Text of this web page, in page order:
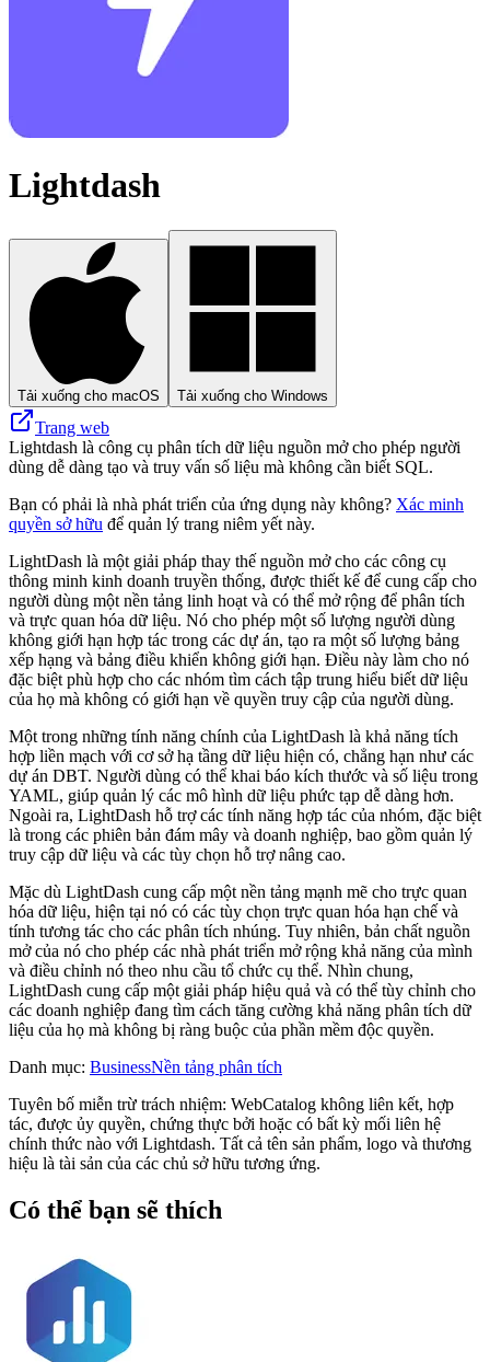
Lightdash
Tải xuống cho macOS Tải xuống cho Windows
Trang web
Lightdash là công cụ phân tích dữ liệu nguồn mở cho phép người
dùng dễ dàng tạo và truy vấn số liệu mà không cần biết SQL.
Bạn có phải là nhà phát triển của ứng dụng này không? Xác minh
quyền sở hữu để quản lý trang niêm yết này.
LightDash là một giải pháp thay thế nguồn mở cho các công cụ
thông minh kinh doanh truyền thống, được thiết kế để cung cấp cho
người dùng một nền tảng linh hoạt và có thể mở rộng để phân tích
và trực quan hóa dữ liệu. Nó cho phép một số lượng người dùng
không giới hạn hợp tác trong các dự án, tạo ra một số lượng bảng
xếp hạng và bảng điều khiển không giới hạn. Điều này làm cho nó
đặc biệt phù hợp cho các nhóm tìm cách tập trung hiểu biết dữ liệu
của họ mà không có giới hạn về quyền truy cập của người dùng.
Một trong những tính năng chính của LightDash là khả năng tích
hợp liền mạch với cơ sở hạ tầng dữ liệu hiện có, chẳng hạn như các
dự án DBT. Người dùng có thể khai báo kích thước và số liệu trong
YAML, giúp quản lý các mô hình dữ liệu phức tạp dễ dàng hơn.
Ngoài ra, LightDash hỗ trợ các tính năng hợp tác của nhóm, đặc biệt
là trong các phiên bản đám mây và doanh nghiệp, bao gồm quản lý
truy cập dữ liệu và các tùy chọn hỗ trợ nâng cao.
Mặc dù LightDash cung cấp một nền tảng mạnh mẽ cho trực quan
hóa dữ liệu, hiện tại nó có các tùy chọn trực quan hóa hạn chế và
tính tương tác cho các phân tích nhúng. Tuy nhiên, bản chất nguồn
mở của nó cho phép các nhà phát triển mở rộng khả năng của mình
và điều chỉnh nó theo nhu cầu tổ chức cụ thể. Nhìn chung,
LightDash cung cấp một giải pháp hiệu quả và có thể tùy chỉnh cho
các doanh nghiệp đang tìm cách tăng cường khả năng phân tích dữ
liệu của họ mà không bị ràng buộc của phần mềm độc quyền.
Danh mục: BusinessNền tảng phân tích
Tuyên bố miễn trừ trách nhiệm: WebCatalog không liên kết, hợp
tác, được ủy quyền, chứng thực bởi hoặc có bất kỳ mối liên hệ
chính thức nào với Lightdash. Tất cả tên sản phẩm, logo và thương
hiệu là tài sản của các chủ sở hữu tương ứng.
Có thể bạn sẽ thích